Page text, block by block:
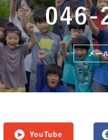
YouTube